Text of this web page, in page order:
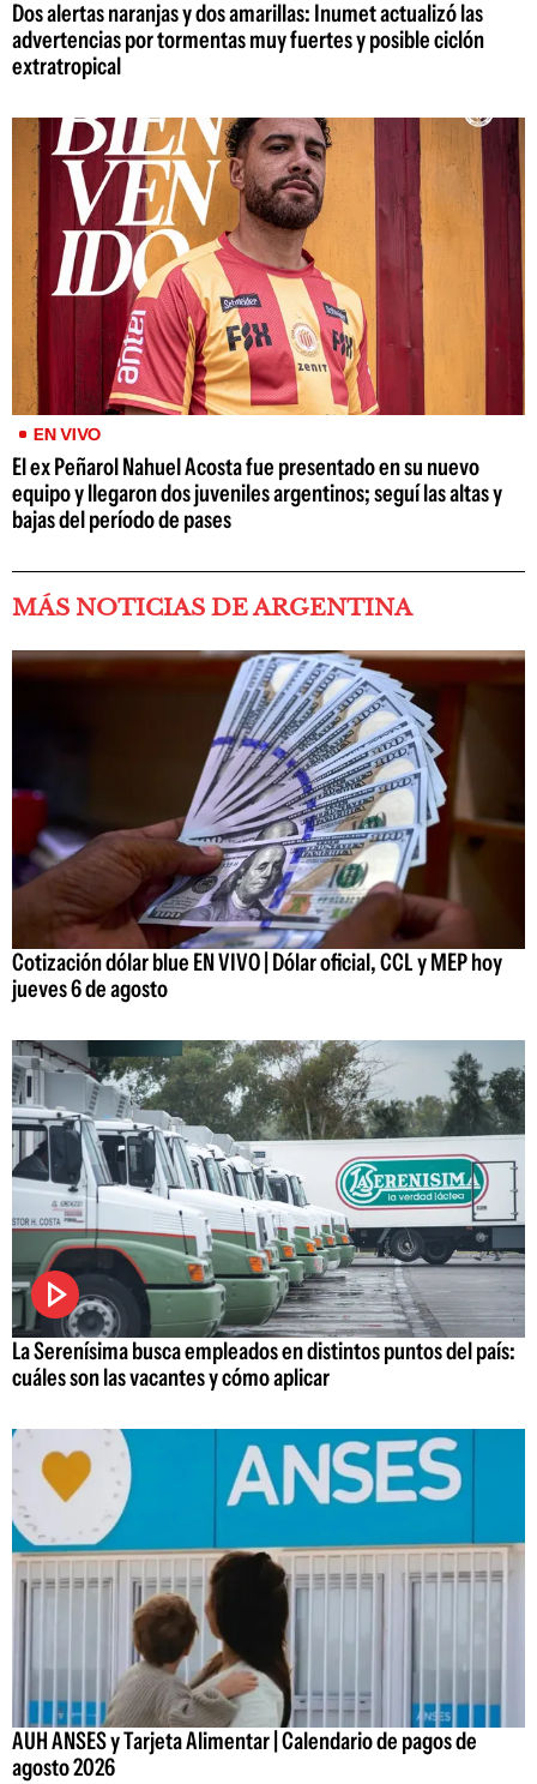
Dos alertas naranjas y dos amarillas: Inumet actualizó las
advertencias por tormentas muy fuertes y posible ciclón
extratropical
EN VIVO
El ex Peñarol Nahuel Acosta fue presentado en su nuevo
equipo y llegaron dos juveniles argentinos; seguí las altas y
bajas del período de pases
MÁS NOTICIAS DE ARGENTINA
Cotización dólar blue EN VIVO | Dólar oficial, CCL y MEP hoy
jueves 6 de agosto
La Serenísima busca empleados en distintos puntos del país:
cuáles son las vacantes y cómo aplicar
AUH ANSES y Tarjeta Alimentar | Calendario de pagos de
agosto 2026